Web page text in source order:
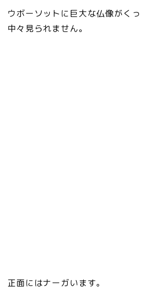
ウボーソットに巨大な仏像がく
中々見られません。
正面にはナーガいます。